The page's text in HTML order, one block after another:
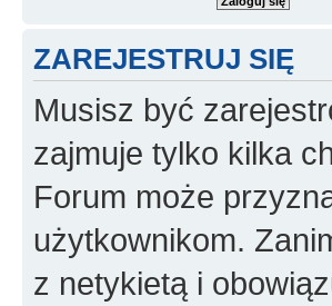
ZAREJESTRUJ SIĘ
Musisz być
zajmuje tylko kilka
Forum może
użytkownikom.
z netykietą i